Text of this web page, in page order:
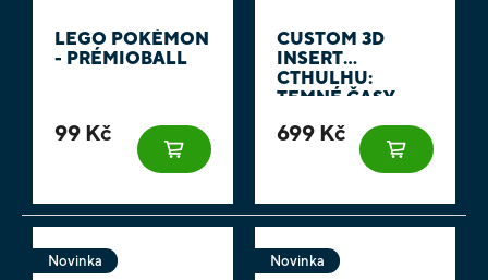
LEGO POKÉMON
- PRÉMIOBALL
99 Kč
CUSTOM 3D
INSERT
CTHULHU:
TEMNÉ ČASY
699 Kč
Novinka Novinka